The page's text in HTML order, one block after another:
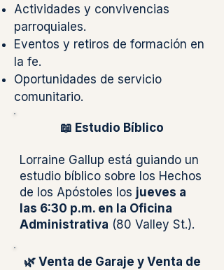
Actividades y convivencias
parroquiales.
Eventos y retiros de formación en
la fe.
Oportunidades de servicio
comunitario.
📖 Estudio Bíblico
Lorraine Gallup está guiando un
estudio bíblico sobre los Hechos
de los Apóstoles los jueves a
las 6:30 p.m. en la Oficina
Administrativa (80 Valley St.).
🌿 Venta de Garaje y Venta de